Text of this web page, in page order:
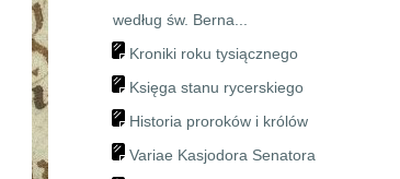
według św. Berna...
Kroniki roku tysiącznego
Księga stanu rycerskiego
Historia proroków i królów
Variae Kasjodora Senatora